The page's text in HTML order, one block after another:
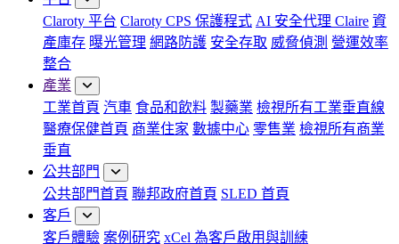
Claroty 平台 Claroty CPS 保護程式 AI 安全代理 Claire 資
產庫存 曝光管理 網路防護 安全存取 威脅偵測 營運效率
整合
產業
工業首頁 汽車 食品和飲料 製藥業 檢視所有工業垂直線
醫療保健首頁 商業住家 數據中心 零售業 檢視所有商業
垂直
公共部門
公共部門首頁 聯邦政府首頁 SLED 首頁
客戶
客戶體驗 案例研究 xCel 為客戶啟用與訓練